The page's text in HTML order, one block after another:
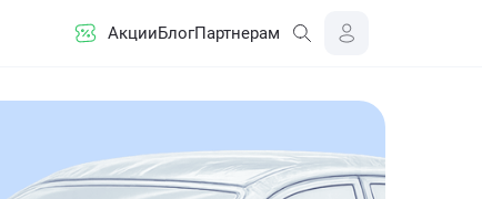
АкцииБлогПартнерам